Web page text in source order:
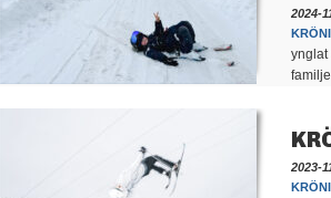
2024-
ynglat
2023-